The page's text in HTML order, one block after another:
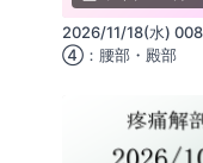
「太ももの前外側
感と神経絞扼の関
本セミナーは、
に、皮膚の下に
を可視化し、
2026/11/18(水)
④：腰部・殿部